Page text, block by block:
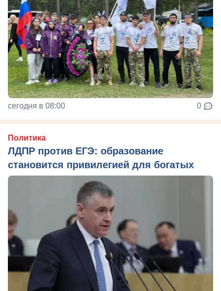
сегодня в 08:00 0
Политика
ЛДПР против ЕГЭ: образование
становится привилегией для богатых